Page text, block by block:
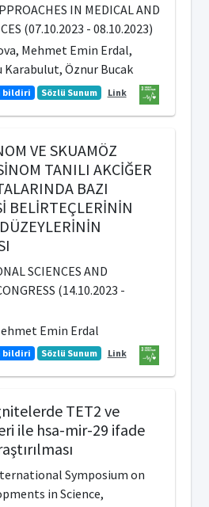
IN MEDICAL AND
(07.10.2023 - 08.10.2023)
Mehmet Emin Erdal,
Karabulut, Öznur Bucak
bildiri Sözlü Sunum Link
VE SKUAMÖZ
TANILI AKCİĞER
BAZI
BELİRTEÇLERİNİN
SCIENCES AND
(14.10.2023 -
Emin Erdal
bildiri Sözlü Sunum Link
TET2 ve
ile hsa-mir-29 ifade
Symposium on
in Science,